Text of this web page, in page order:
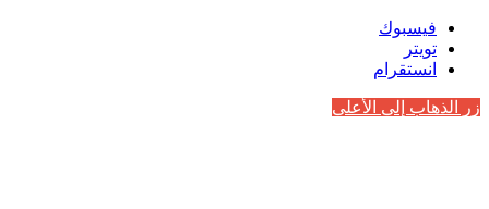
فيسبوك
تويتر
انستقرام
زر الذهاب إلى الأعلى